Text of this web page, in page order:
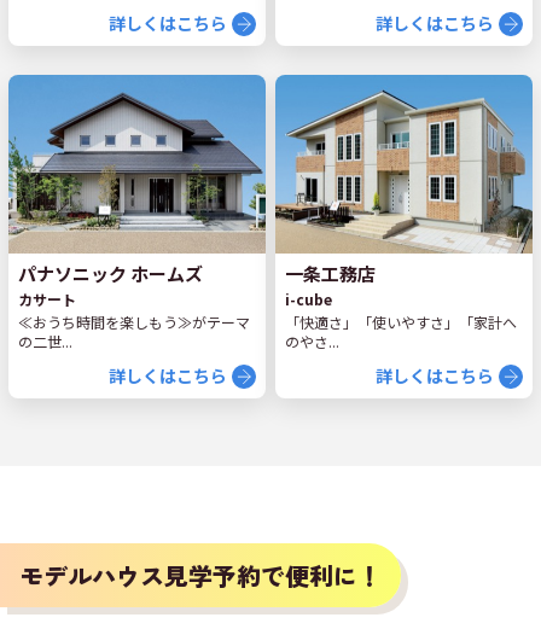
詳しくはこちら 詳しくはこちら
パナソニック ホームズ
カサート
≪おうち時間を楽しもう≫がテーマ
の二世...
詳しくはこちら
一条工務店
i-cube
「快適さ」「使いやすさ」「家計へ
のやさ...
詳しくはこちら
モデルハウス見学予約で便利に！